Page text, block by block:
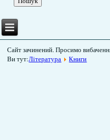
Сайт зачинений. Просимо
Ви тут:Література Книги